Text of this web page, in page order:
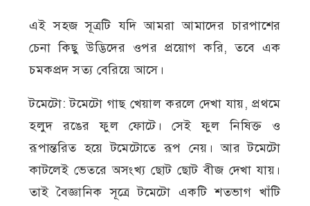
এই সহজ সূত্রটি যদি আমরা আমাদের চারপাশের
চেনা কিছু উদ্ভিদের ওপর প্রয়োগ করি, তবে এক
চমকপ্রদ সত্য বেরিয়ে আসে।
টমেটো: টমেটো গাছ খেয়াল করলে দেখা যায়, প্রথমে
হলুদ রঙের ফুল ফোটে। সেই ফুল নিষিক্ত ও
রূপান্তরিত হয়ে টমেটোতে রূপ নেয়। আর টমেটো
কাটলেই ভেতরে অসংখ্য ছোট ছোট বীজ দেখা যায়।
তাই বৈজ্ঞানিক সূত্রে টমেটো একটি শতভাগ খাঁটি